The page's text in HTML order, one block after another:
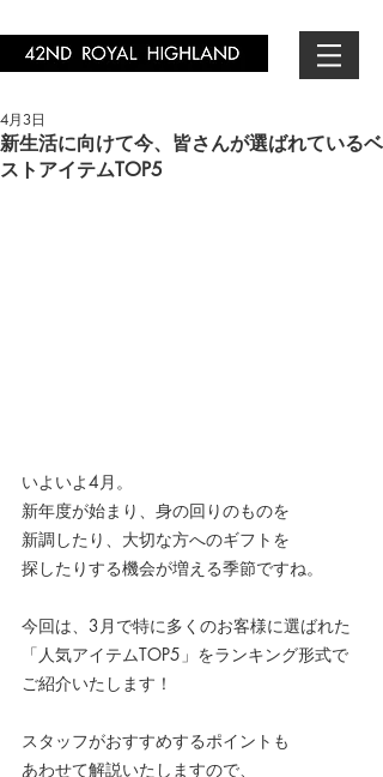
新生活に向けて今、皆さんが選ばれているベ
ストアイテムTOP5
4月3日
いよいよ4月。
新年度が始まり、身の回りのものを
新調したり、大切な方へのギフトを
探したりする機会が増える季節ですね。
今回は、3月で特に多くのお客様に選ばれた
「人気アイテムTOP5」をランキング形式で
ご紹介いたします！
スタッフがおすすめするポイントも
あわせて解説いたしますので、